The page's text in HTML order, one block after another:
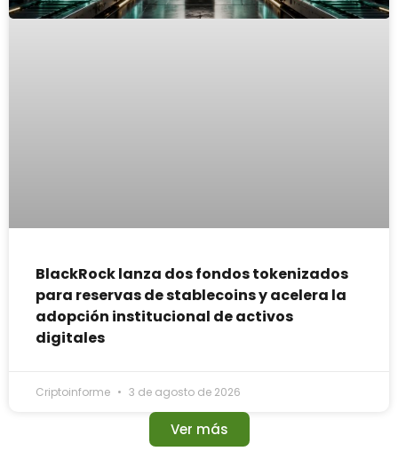
BlackRock lanza dos fondos tokenizados
para reservas de stablecoins y acelera la
adopción institucional de activos
digitales
Criptoinforme 3 de agosto de 2026
Ver más